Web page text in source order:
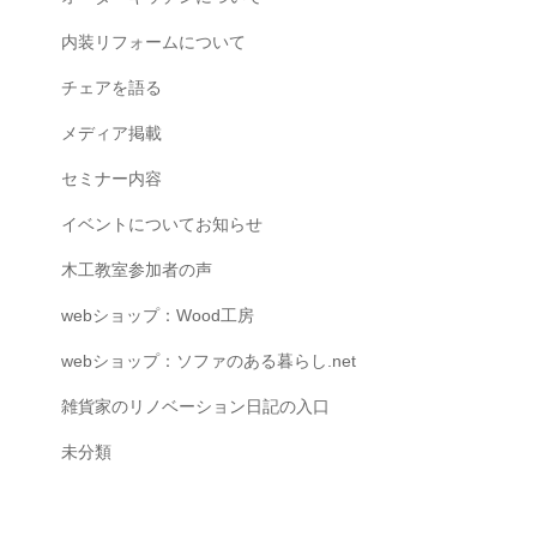
内装リフォームについて
チェアを語る
メディア掲載
セミナー内容
イベントについてお知らせ
木工教室参加者の声
webショップ：Wood工房
webショップ：ソファのある暮らし.net
雑貨家のリノベーション日記の入口
未分類